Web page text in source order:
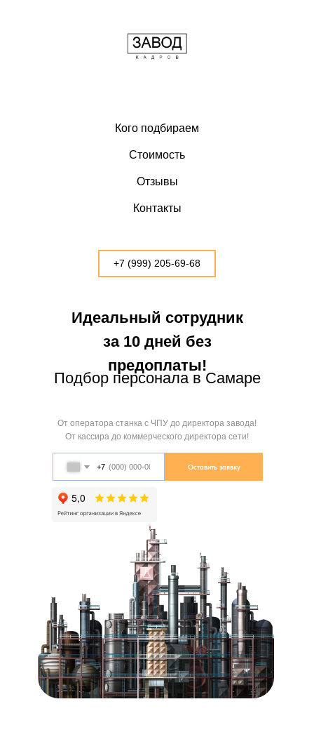
Кого подбираем
Стоимость
Отзывы
Контакты
+7 (999) 205-69-68
Подбор персонала в Самаре
От оператора станка с ЧПУ до директора завода!
От кассира до коммерческого директора сети!
+7 Оставить заявку
Идеальный сотрудник
за 10 дней без
предоплаты!